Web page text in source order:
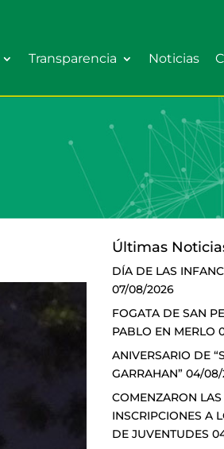
Transparencia Noticias
Últimas
DÍA DE LAS
07/08/2026
FOGATA DE SAN
PABLO EN MERLO
ANIVERSARIO DE
GARRAHAN” 04/08/
COMENZARON LAS
INSCRIPCIONES A
DE JUVENTUDES